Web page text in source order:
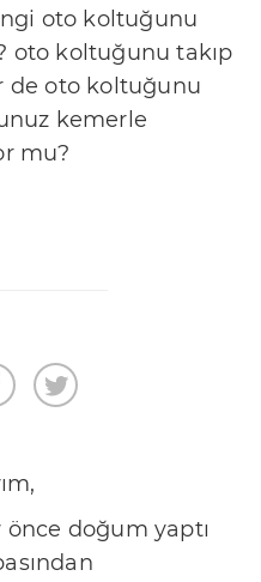
oto koltuğunu
oto koltuğunu takıp
de oto koltuğunu
kemerle
mu?
önce doğum yaptı